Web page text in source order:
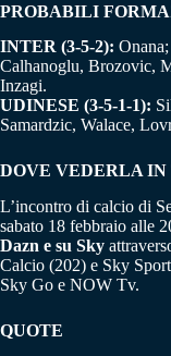
PROBABILI
INTER (3-5-2):
Calhanoglu, Brozovic,
Inzagi.
UDINESE (3-5-1-1):
Samardzic, Walace,
DOVE VEDERLA IN
L’incontro di calcio di
sabato 18 febbraio alle
Dazn e su Sky
Calcio (202) e Sky
Sky Go e NOW Tv.
QUOTE